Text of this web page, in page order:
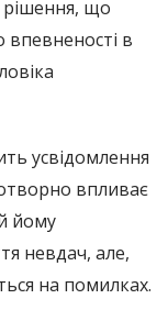
рішення, що
впевненості в
усвідомлення
впливає
йому
невдач, але,
на помилках.